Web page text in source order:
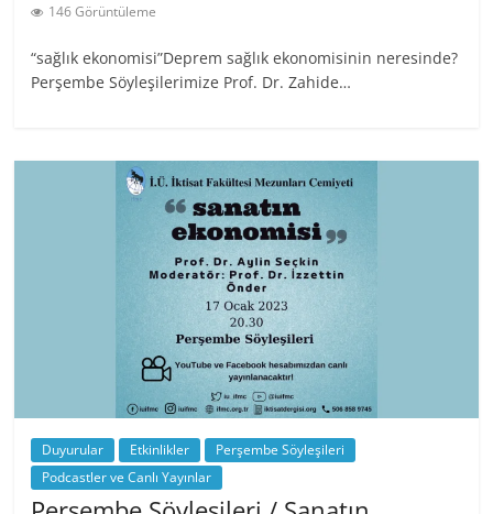
146 Görüntüleme
“sağlık ekonomisi”Deprem sağlık ekonomisinin neresinde?
Perşembe Söyleşilerimize Prof. Dr. Zahide…
Duyurular Etkinlikler
Perşembe Söyleşileri
Podcastler ve Canlı Yayınlar